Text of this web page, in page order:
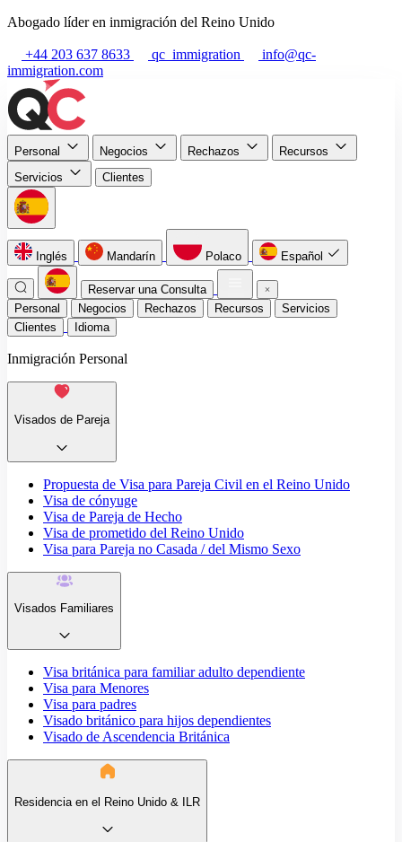
Abogado líder en inmigración del Reino Unido
+44 203 637 8633 qc_immigration
info@qc-
immigration.com
Personal Negocios Rechazos
Recursos
Servicios
Clientes
Inglés Mandarín Polaco Español
Reservar una Consulta
Personal
Negocios Rechazos Recursos
Servicios
Clientes
Idioma
Inmigración Personal
Visados de Pareja
Propuesta de Visa para Pareja Civil en el Reino Unido
Visa de cónyuge
Visa de Pareja de Hecho
Visa de prometido del Reino Unido
Visa para Pareja no Casada / del Mismo Sexo
Visados Familiares
Visa británica para familiar adulto dependiente
Visa para Menores
Visa para padres
Visado británico para hijos dependientes
Visado de Ascendencia Británica
Residencia en el Reino Unido & ILR